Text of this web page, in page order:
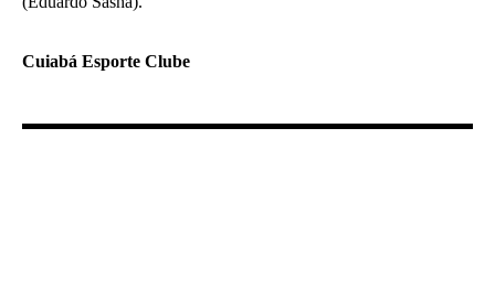
Cuiabá Esporte Clube